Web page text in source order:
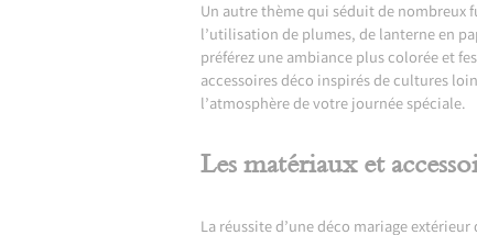
Un autre thème qui séduit de nombreux
l’utilisation de plumes, de lanterne en
préférez une ambiance plus colorée et
accessoires déco inspirés de cultures
l’atmosphère de votre journée spéciale.
Les matériaux et
La réussite d’une déco mariage